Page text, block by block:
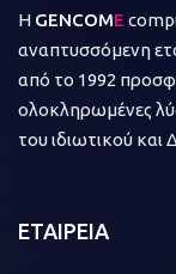
Η GENCOME
αναπτυσσόμενη
από το 1992
ολοκληρωμένες
του ιδιωτικού και
ΕΤΑΙΡΕΙΑ